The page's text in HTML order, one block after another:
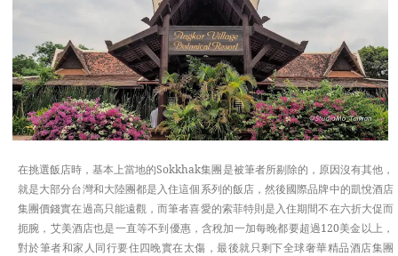
EUROPE
TASTE
在挑選飯店時，基本上當地的Sokkhak集團是被筆者所剔除的，原因沒有其他，
就是大部分台灣和大陸團都是入住這個系列的飯店，然後國際品牌中的凱悅酒店
集團價錢實在過高只能遠觀，而筆者喜愛的索菲特則是入住期間不在六折大促而
扼腕，艾美酒店也是一直等不到優惠，含稅加一加每晚都要超過120美金以上，
對於筆者和家人同行要住四晚實在太傷，最後就只剩下全球奢華精品酒店集團